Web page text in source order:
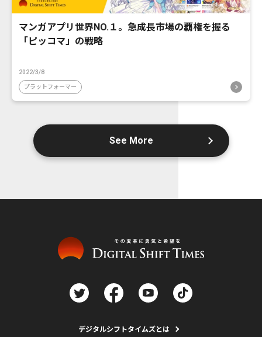
マンガアプリ世界NO.１。急成長市場の覇権を握る
「ピッコマ」の戦略
2022/3/8
プラットフォーマー
See More
デジタルシフトタイムズとは